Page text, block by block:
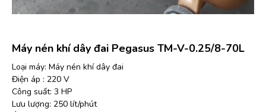
Máy nén khí dây đai Pegasus TM-V-0.25/8-70L
Loại máy: Máy nén khí dây đai
Điện áp : 220 V
Công suất: 3 HP
Lưu lượng: 250 lít/phút